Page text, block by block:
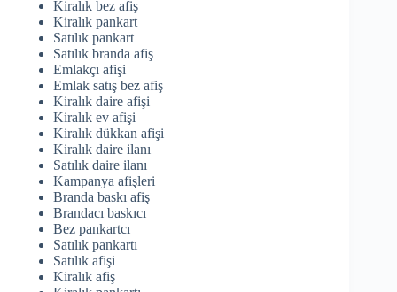
Kiralık bez afiş
Kiralık pankart
Satılık pankart
Satılık branda afiş
Emlakçı afişi
Emlak satış bez afiş
Kiralık daire afişi
Kiralık ev afişi
Kiralık dükkan afişi
Kiralık daire ilanı
Satılık daire ilanı
Kampanya afişleri
Branda baskı afiş
Brandacı baskıcı
Bez pankartcı
Satılık pankartı
Satılık afişi
Kiralık afiş